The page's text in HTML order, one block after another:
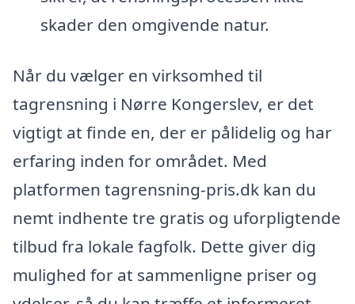
skader den omgivende natur.
Når du vælger en virksomhed til
tagrensning i Nørre Kongerslev, er det
vigtigt at finde en, der er pålidelig og har
erfaring inden for området. Med
platformen tagrensning-pris.dk kan du
nemt indhente tre gratis og uforpligtende
tilbud fra lokale fagfolk. Dette giver dig
mulighed for at sammenligne priser og